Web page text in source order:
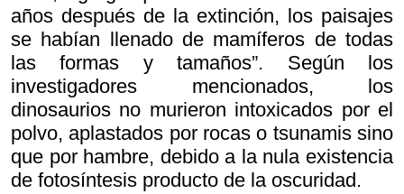
años después de la extinción, los paisajes
se habían llenado de mamíferos de todas
las formas y tamaños”. Según los
investigadores mencionados, los
dinosaurios no murieron intoxicados por el
polvo, aplastados por rocas o tsunamis sino
que por hambre, debido a la nula existencia
de fotosíntesis producto de la oscuridad.